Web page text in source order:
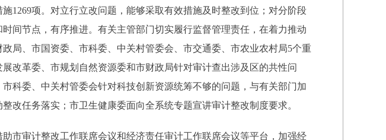
1269项。对立行立改问题，能够采取有效措施及时整改到位；对分阶段
间节点，有序推进。有关主管部门切实履行监督管理责任，在着力推动
局、市国资委、市科委、中关村管委会、市交通委、市农业农村局5个重
改革委、市规划自然资源委和市财政局针对审计查出涉及区的共性问
科委、中关村管委会针对科技创新资源统筹不够的问题，与有关部门加
改任务落实；市卫生健康委面向全系统专题宣讲审计整改制度要求。
市审计整改工作联席会议和经济责任审计工作联席会议等平台，加强经